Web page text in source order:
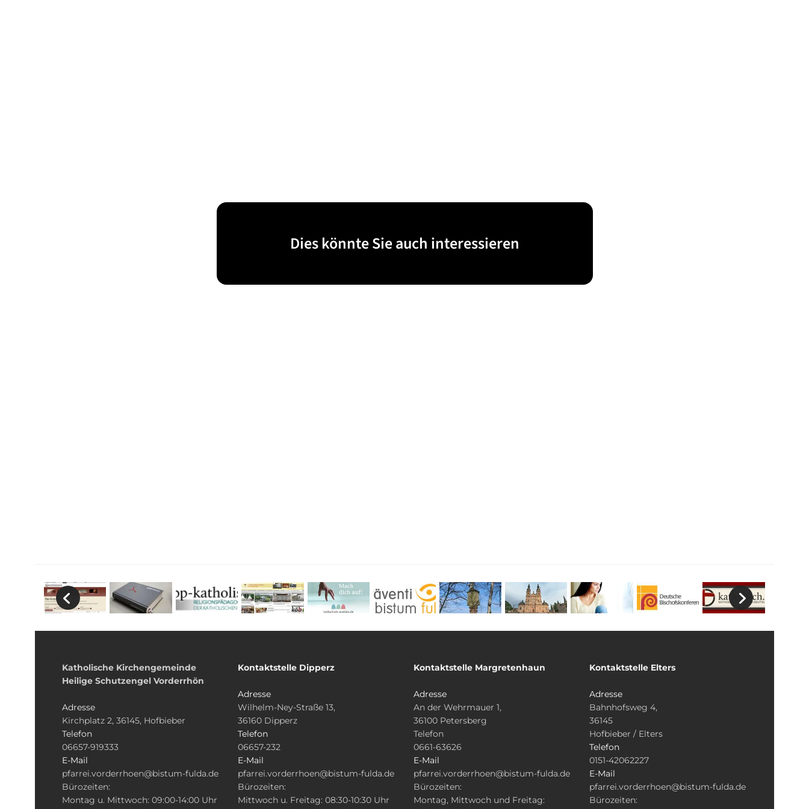
Dies könnte Sie auch interessieren
Katholische Kirchengemeinde
Heilige Schutzengel Vorderrhön
Adresse
Kirchplatz 2, 36145, Hofbieber
Telefon
06657-919333
E-Mail
pfarrei.vorderrhoen@bistum-fulda.de
Bürozeiten:
Montag u. Mittwoch: 09:00-14:00 Uhr
Kontaktstelle Dipperz
Adresse
Wilhelm-Ney-Straße 13,
36160 Dipperz
Telefon
06657-232
E-Mail
pfarrei.vorderrhoen@bistum-fulda.de
Bürozeiten:
Mittwoch u. Freitag: 08:30-10:30 Uhr
Kontaktstelle Margretenhaun
Adresse
An der Wehrmauer 1,
36100 Petersberg
Telefon
0661-63626
E-Mail
pfarrei.vorderrhoen@bistum-fulda.de
Bürozeiten:
Montag, Mittwoch und Freitag:
Kontaktstelle Elters
Adresse
Bahnhofsweg 4,
36145
Hofbieber / Elters
Telefon
0151-42062227
E-Mail
pfarrei.vorderrhoen@bistum-fulda.de
Bürozeiten: